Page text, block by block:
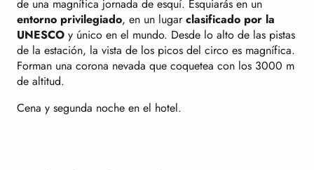
de una magnífica jornada de esquí. Esquiarás en un
entorno privilegiado, en un lugarclasificado por la
UNESCO y único en el mundo. Desde lo alto de las pistas
de la estación, la vista de los picos del circo es magnífica.
Forman una corona nevada que coquetea con los 3000 m
de altitud.
Cena y segunda noche en el hotel.